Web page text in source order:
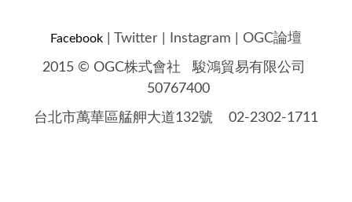
Facebook Twitter Instagram OGC論壇
2015 © OGC株式會社駿鴻貿易有限公司
50767400
台北市萬華區艋舺大道132號 02-2302-1711